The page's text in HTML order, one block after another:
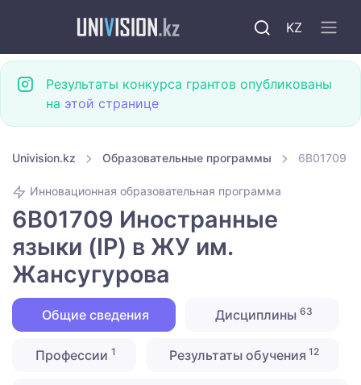
KZ
Результаты конкурса грантов опубликованы
на этой странице
Univision.kz Образовательные программы 6B01709
Инновационная образовательная программа
6B01709 Иностранные
языки (IP) в ЖУ им.
Жансугурова
Общие сведения Дисциплины 63
Профессии 1 Результаты обучения 12